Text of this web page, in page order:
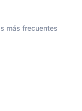
más frecuentes